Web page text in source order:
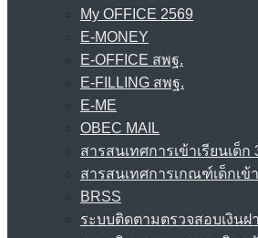
My OFFICE 2569
E-MONEY
E-OFFICE สพฐ.
E-FILLING สพฐ.
E-ME
OBEC MAIL
สารสนเทศการเข้าเรียนเด็ก
สารสนเทศการเกณฑ์เด็กเข้
BRSS
ระบบติดตามตรวจสอบเงินฝ